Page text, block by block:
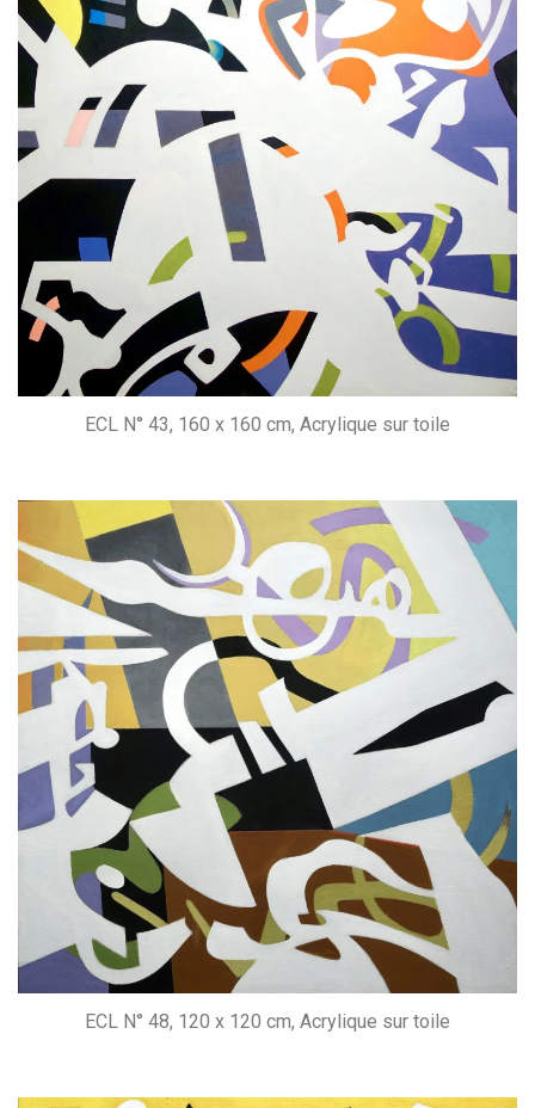
ECL N° 43, 160 x 160 cm, Acrylique sur toile
ECL N° 48, 120 x 120 cm, Acrylique sur toile